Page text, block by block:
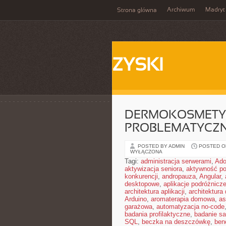
Strona główna Archiwum Madryt
ZYSKI
POSTED BY ADMIN POSTED
WYŁĄCZONA
Tagi: administracja serwerami,
aktywizacja seniora, aktywność
konkurencji, andropauza, Angular,
desktopowe, aplikacje podróżnicze
architektura aplikacji, architektura
Arduino, aromaterapia domowa,
garażowa, automatyzacja no-code,
badania profilaktyczne, badanie
SQL, beczka na deszczówkę,